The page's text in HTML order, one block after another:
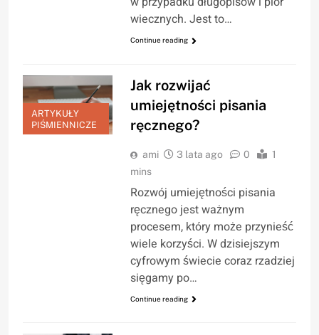
wiecznych. Jest to…
Continue reading
ARTYKUŁY
PIŚMIENNICZE
Jak rozwijać
umiejętności pisania
ręcznego?
ami 3 lata ago 0
1
mins
Rozwój umiejętności pisania
ręcznego jest ważnym
procesem, który może przynieść
wiele korzyści. W dzisiejszym
cyfrowym świecie coraz rzadziej
sięgamy po…
Continue reading